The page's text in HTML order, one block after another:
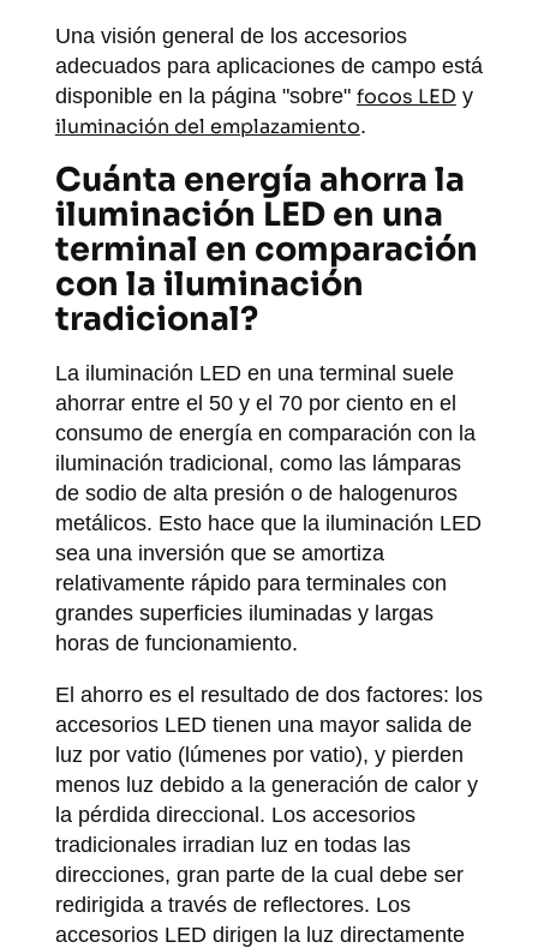
Una visión general de los accesorios
adecuados para aplicaciones de campo está
disponible en la página "sobre" focos LED y
iluminación del emplazamiento.
Cuánta energía ahorra la
iluminación LED en una
terminal en comparación
con la iluminación
tradicional?
La iluminación LED en una terminal suele
ahorrar entre el 50 y el 70 por ciento en el
consumo de energía en comparación con la
iluminación tradicional, como las lámparas
de sodio de alta presión o de halogenuros
metálicos. Esto hace que la iluminación LED
sea una inversión que se amortiza
relativamente rápido para terminales con
grandes superficies iluminadas y largas
horas de funcionamiento.
El ahorro es el resultado de dos factores: los
accesorios LED tienen una mayor salida de
luz por vatio (lúmenes por vatio), y pierden
menos luz debido a la generación de calor y
la pérdida direccional. Los accesorios
tradicionales irradian luz en todas las
direcciones, gran parte de la cual debe ser
redirigida a través de reflectores. Los
accesorios LED dirigen la luz directamente